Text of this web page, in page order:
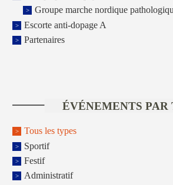
Groupe marche nordique
Escorte anti-dopage A
Partenaires
ÉVÉNEMENTS PAR
Tous les types
Sportif
Festif
Administratif